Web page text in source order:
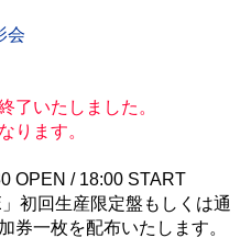
会
了いたしました。
ります。
OPEN / 18:00 START
初回生産限定盤もしくは通
券一枚を配布いたします。